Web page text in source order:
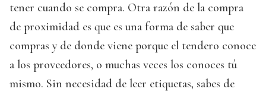
tener cuando se compra. Otra razón de la compra
de proximidad es que es una forma de saber que
compras y de donde viene porque el tendero conoce
a los proveedores, o muchas veces los conoces tú
mismo. Sin necesidad de leer etiquetas, sabes de